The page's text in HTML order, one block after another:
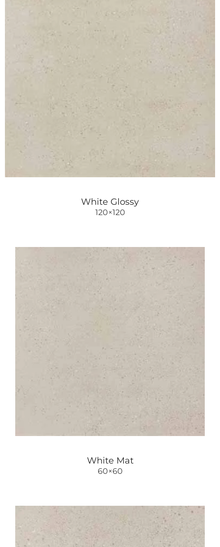
White Glossy
120×120
White Mat
60×60